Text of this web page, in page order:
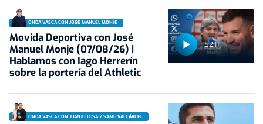
52:11
ONDA VASCA CON JOSÉ MANUEL MONJE
Movida Deportiva con José
Manuel Monje (07/08/26) |
Hablamos con Iago Herrerín
sobre la portería del Athletic
ONDA VASCA CON JUANJO LUSA Y SAMU VALCÁRCEL